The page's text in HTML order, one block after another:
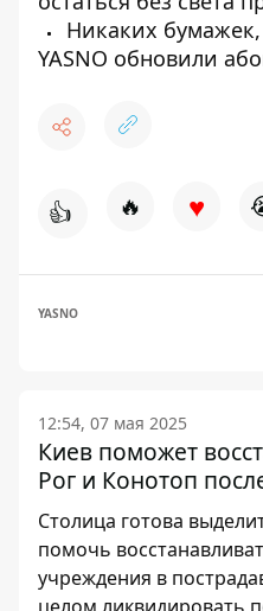
Никаких
YASNO обновили
👍 🔥 ♥
YASNO
12:54, 07 мая 2025
Киев поможет
Рог и Конотоп
Столица готова
помочь
учреждения в